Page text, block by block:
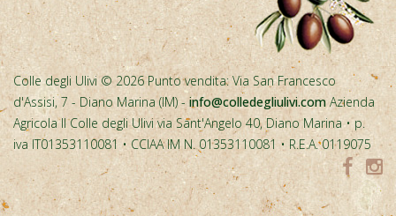
Colle degli Ulivi © 2026 Punto vendita: Via San Francesco
d'Assisi, 7 - Diano Marina (IM) - info@colledegliulivi.com Azienda
Agricola Il Colle degli Ulivi via Sant'Angelo 40, Diano Marina • p.
iva IT01353110081 • CCIAA IM N. 01353110081 • R.E.A. 0119075